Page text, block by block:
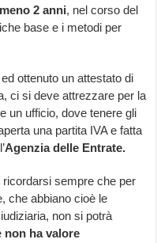
2 anni, nel corso del
base e i metodi per
ottenuto un attestato di
ci si deve attrezzare per la
un ufficio, dove tenere gli
una partita IVA e fatta
Agenzia delle Entrate.
ricordarsi sempre che per
che abbiano cioè le
non si potrà
non ha valore